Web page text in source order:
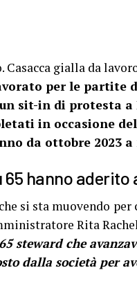
Casacca gialla da
per le partite
un sit-in di protesta a
in occasione
da ottobre 2023 a
65 hanno
si sta muovendo per
Rita
steward che
dalla società per